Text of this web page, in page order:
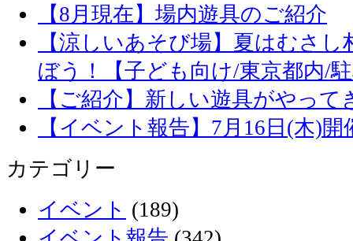
【8月現在】場内遊具のご紹介
【涼しいあそび場】夏はむさ
ぼう！【子ども向け/東京都内/
【ご紹介】新しい遊具がやって
【イベント報告】7月16日(木)
カテゴリー
イベント (189)